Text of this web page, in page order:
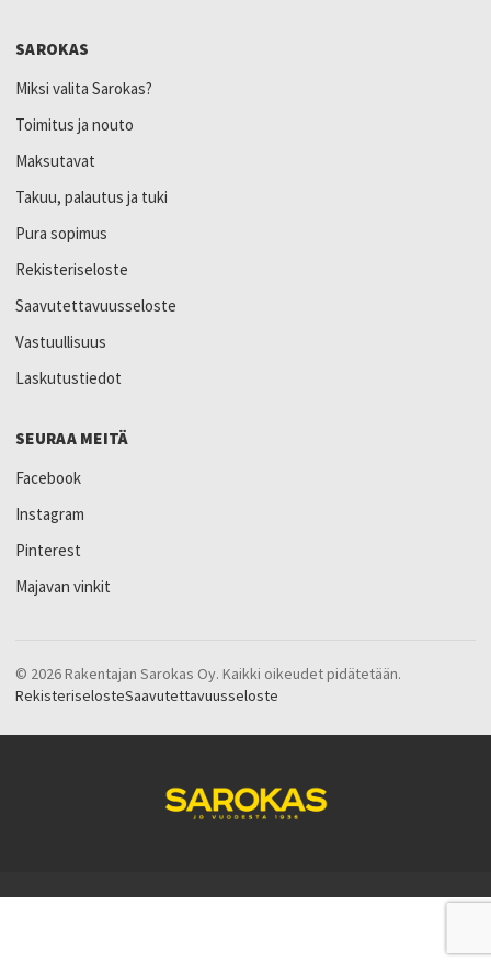
SAROKAS
Miksi valita Sarokas?
Toimitus ja nouto
Maksutavat
Takuu, palautus ja tuki
Pura sopimus
Rekisteriseloste
Saavutettavuusseloste
Vastuullisuus
Laskutustiedot
SEURAA MEITÄ
Facebook
Instagram
Pinterest
Majavan vinkit
© 2026 Rakentajan Sarokas Oy. Kaikki oikeudet pidätetään.
RekisteriselosteSaavutettavuusseloste